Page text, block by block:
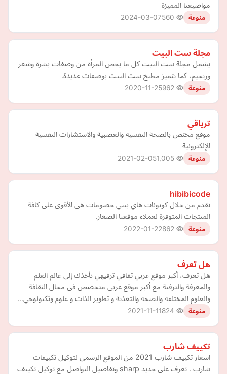
مواضيعنا المميزة
منوعة 2024-03-07
مجلة ست البيت
يشمل مجلة ست البيت كل ما يخص المرأة من وصفات بشرة وشعر
وريجيم، كما يتميز مطبخ ست البيت بوصفات عديدة.
منوعة 2020-11-25
ترياقي
موقع مختص بالصحة النفسية والعصبية والاستشارات النفسية
الإلكترونية
منوعة 2021-02-05
hibibicode
تقدم من خلال كوبونات هاي بيبي خصومات هى الأقوى على كافة
المنتجات المتوفرة لعملاء موقعنا الصغار.
منوعة 2022-01-22
هل تعرف
هل تعرف، أكبر موقع عربي ثقافي ترفيهي نأخذك إلى عالم العلم
والمعرفة والترفية مع أكبر موقع عربى متخصص فى مجال الثقافة
والعلوم المختلفة والصحة والتغذية و تطوير الذات و علوم وتكنولوجي…
منوعة 2021-11-11
تكييف شارب
اسعار تكييف شارب 2021 من الموقع الرسمى لتوكيل تكييفات
شارب . تعرف على جديد sharp وتفاصيل التواصل مع توكيل تكييف